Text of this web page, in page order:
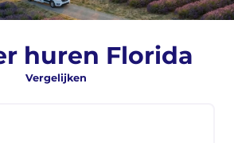
huren Florida
Vergelijken